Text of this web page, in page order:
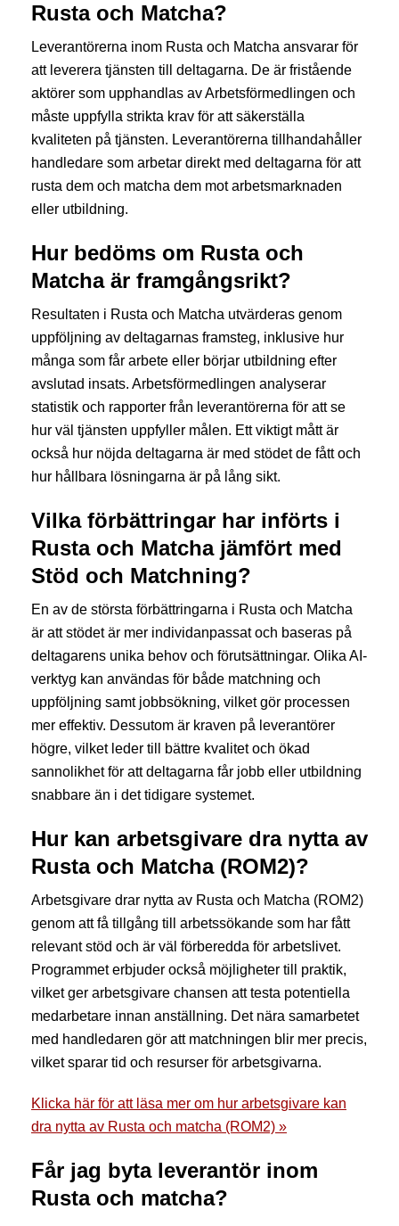
Rusta och Matcha?
Leverantörerna inom Rusta och Matcha ansvarar för
att leverera tjänsten till deltagarna. De är fristående
aktörer som upphandlas av Arbetsförmedlingen och
måste uppfylla strikta krav för att säkerställa
kvaliteten på tjänsten. Leverantörerna tillhandahåller
handledare som arbetar direkt med deltagarna för att
rusta dem och matcha dem mot arbetsmarknaden
eller utbildning.
Hur bedöms om Rusta och
Matcha är framgångsrikt?
Resultaten i Rusta och Matcha utvärderas genom
uppföljning av deltagarnas framsteg, inklusive hur
många som får arbete eller börjar utbildning efter
avslutad insats. Arbetsförmedlingen analyserar
statistik och rapporter från leverantörerna för att se
hur väl tjänsten uppfyller målen. Ett viktigt mått är
också hur nöjda deltagarna är med stödet de fått och
hur hållbara lösningarna är på lång sikt.
Vilka förbättringar har införts i
Rusta och Matcha jämfört med
Stöd och Matchning?
En av de största förbättringarna i Rusta och Matcha
är att stödet är mer individanpassat och baseras på
deltagarens unika behov och förutsättningar. Olika AI-
verktyg kan användas för både matchning och
uppföljning samt jobbsökning, vilket gör processen
mer effektiv. Dessutom är kraven på leverantörer
högre, vilket leder till bättre kvalitet och ökad
sannolikhet för att deltagarna får jobb eller utbildning
snabbare än i det tidigare systemet.
Hur kan arbetsgivare dra nytta av
Rusta och Matcha (ROM2)?
Arbetsgivare drar nytta av Rusta och Matcha (ROM2)
genom att få tillgång till arbetssökande som har fått
relevant stöd och är väl förberedda för arbetslivet.
Programmet erbjuder också möjligheter till praktik,
vilket ger arbetsgivare chansen att testa potentiella
medarbetare innan anställning. Det nära samarbetet
med handledaren gör att matchningen blir mer precis,
vilket sparar tid och resurser för arbetsgivarna.
Klicka här för att läsa mer om hur arbetsgivare kan
dra nytta av Rusta och matcha (ROM2) »
Får jag byta leverantör inom
Rusta och matcha?